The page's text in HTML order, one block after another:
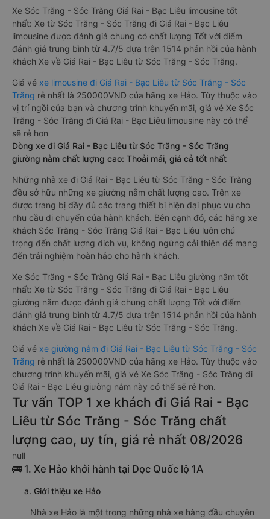
Xe Sóc Trăng - Sóc Trăng Giá Rai - Bạc Liêu limousine tốt
nhất: Xe từ Sóc Trăng - Sóc Trăng đi Giá Rai - Bạc Liêu
limousine được đánh giá chung có chất lượng Tốt với điểm
đánh giá trung bình từ 4.7/5 dựa trên 1514 phản hồi của hành
khách Xe về Giá Rai - Bạc Liêu từ Sóc Trăng - Sóc Trăng.
Giá vé xe limousine đi Giá Rai - Bạc Liêu từ Sóc Trăng - Sóc
Trăng rẻ nhất là 250000VND của hãng xe Hảo. Tùy thuộc vào
vị trí ngồi của bạn và chương trình khuyến mãi, giá vé Xe Sóc
Trăng - Sóc Trăng đi Giá Rai - Bạc Liêu limousine này có thể
sẽ rẻ hơn
Dòng xe đi Giá Rai - Bạc Liêu từ Sóc Trăng - Sóc Trăng
giường nằm chất lượng cao: Thoải mái, giá cả tốt nhất
Những nhà xe đi Giá Rai - Bạc Liêu từ Sóc Trăng - Sóc Trăng
đều sở hữu những xe giường nằm chất lượng cao. Trên xe
được trang bị đầy đủ các trang thiết bị hiện đại phục vụ cho
nhu cầu di chuyển của hành khách. Bên cạnh đó, các hãng xe
khách Sóc Trăng - Sóc Trăng Giá Rai - Bạc Liêu luôn chú
trọng đến chất lượng dịch vụ, không ngừng cải thiện để mang
đến trải nghiệm hoàn hảo cho hành khách.
Xe Sóc Trăng - Sóc Trăng Giá Rai - Bạc Liêu giường nằm tốt
nhất: Xe từ Sóc Trăng - Sóc Trăng đi Giá Rai - Bạc Liêu
giường nằm được đánh giá chung chất lượng Tốt với điểm
đánh giá trung bình từ 4.7/5 dựa trên 1514 phản hồi của hành
khách Xe về Giá Rai - Bạc Liêu từ Sóc Trăng - Sóc Trăng.
Giá vé xe giường nằm đi Giá Rai - Bạc Liêu từ Sóc Trăng - Sóc
Trăng rẻ nhất là 250000VND của hãng xe Hảo. Tùy thuộc vào
chương trình khuyến mãi, giá vé Xe Sóc Trăng - Sóc Trăng đi
Giá Rai - Bạc Liêu giường nằm này có thể sẽ rẻ hơn.
Tư vấn TOP 1 xe khách đi Giá Rai - Bạc
Liêu từ Sóc Trăng - Sóc Trăng chất
lượng cao, uy tín, giá rẻ nhất 08/2026
null
🚌 1. Xe Hảo khởi hành tại Dọc Quốc lộ 1A
a. Giới thiệu xe Hảo
Nhà xe Hảo là một trong những nhà xe hàng đầu chuyên